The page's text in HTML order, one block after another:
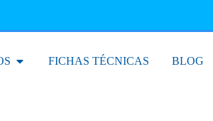
FICHAS TÉCNICAS BLOG